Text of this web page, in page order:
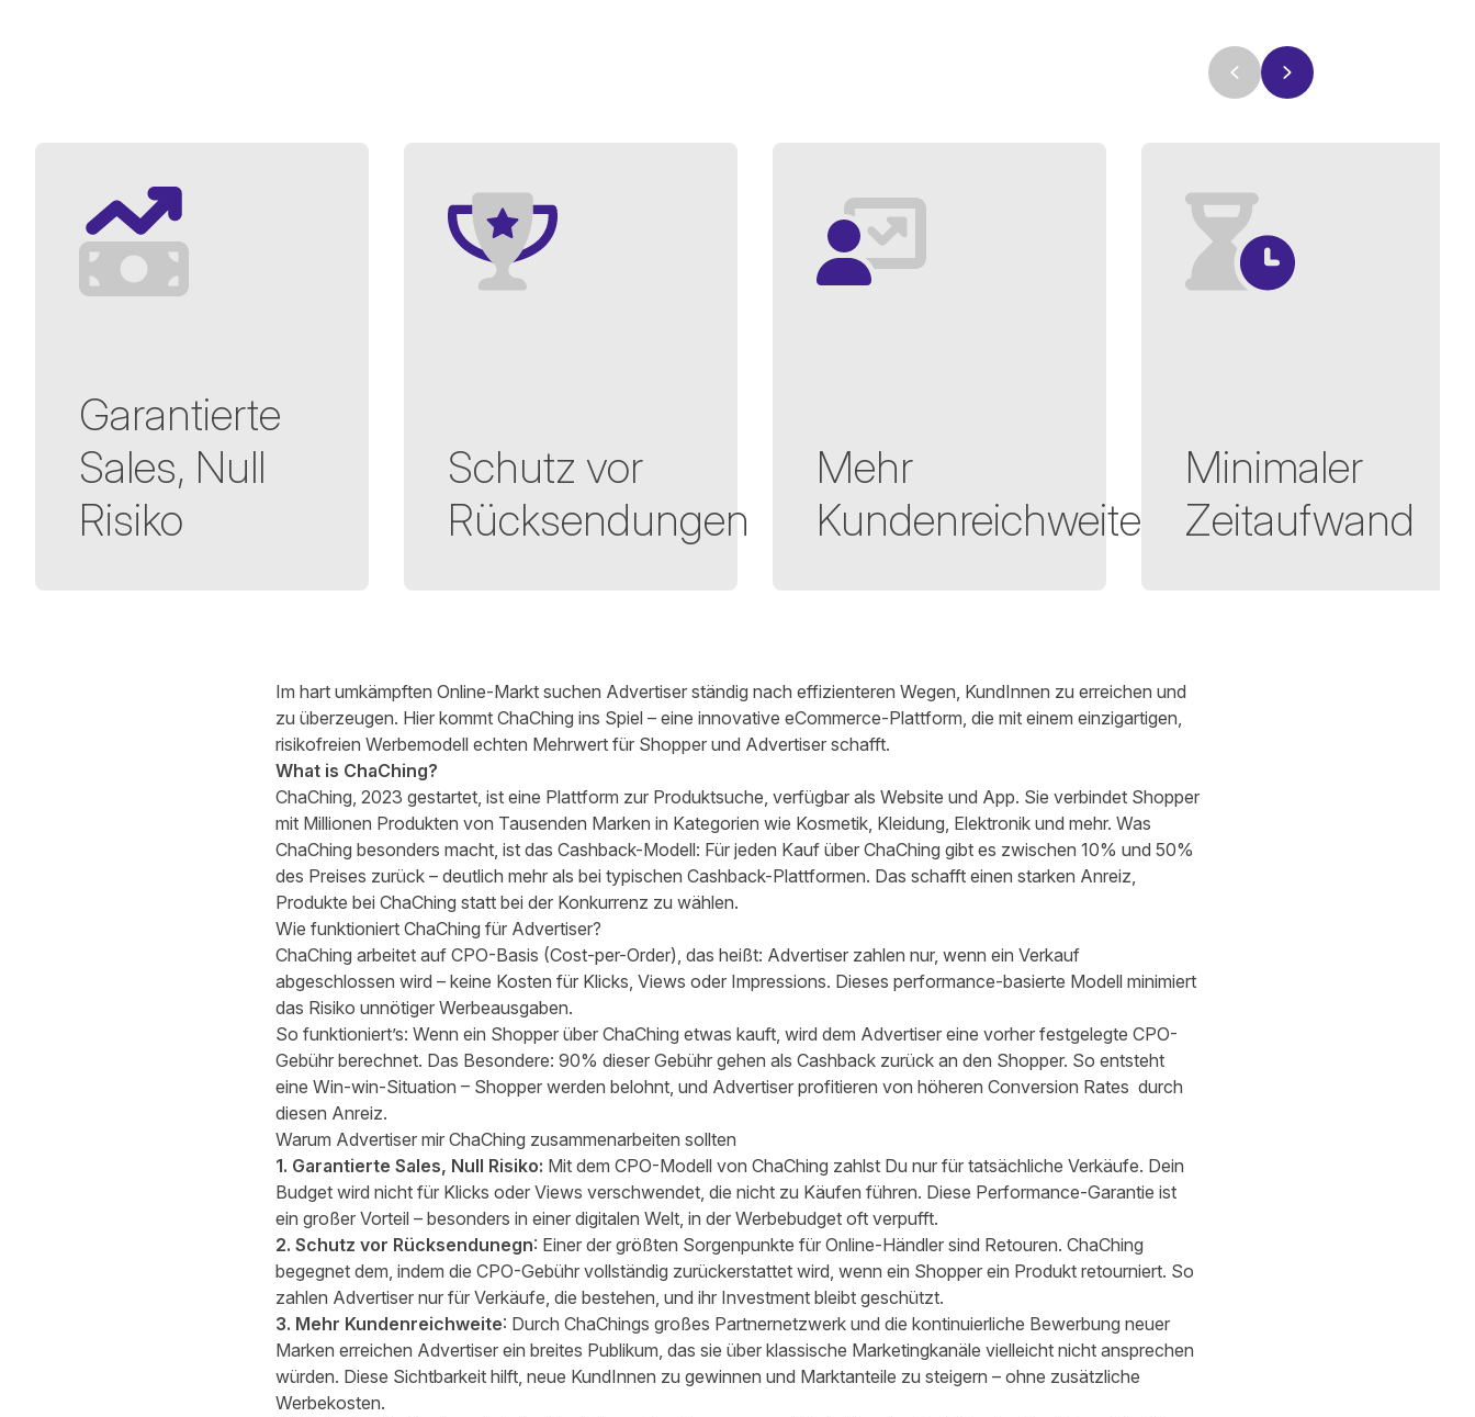
Garantierte
Sales, Null
Risiko
Schutz vor
Rücksendungen
Mehr
Kundenreichweite
Minimaler
Zeitaufwand
Verfasst vonRobert Davinsonam
3 Minuten zum Lesen
Im hart umkämpften Online-Markt suchen Advertiser ständig nach effizienteren Wegen, KundInnen zu erreichen und
zu überzeugen. Hier kommt ChaChing ins Spiel – eine innovative eCommerce-Plattform, die mit einem einzigartigen,
risikofreien Werbemodell echten Mehrwert für Shopper und Advertiser schafft.
What is ChaChing?
ChaChing, 2023 gestartet, ist eine Plattform zur Produktsuche, verfügbar als Website und App. Sie verbindet Shopper
mit Millionen Produkten von Tausenden Marken in Kategorien wie Kosmetik, Kleidung, Elektronik und mehr. Was
ChaChing besonders macht, ist das Cashback-Modell: Für jeden Kauf über ChaChing gibt es zwischen 10% und 50%
des Preises zurück – deutlich mehr als bei typischen Cashback-Plattformen. Das schafft einen starken Anreiz,
Produkte bei ChaChing statt bei der Konkurrenz zu wählen.
Wie funktioniert ChaChing für Advertiser?
ChaChing arbeitet auf CPO-Basis (Cost-per-Order), das heißt: Advertiser zahlen nur, wenn ein Verkauf
abgeschlossen wird – keine Kosten für Klicks, Views oder Impressions. Dieses performance-basierte Modell minimiert
das Risiko unnötiger Werbeausgaben.
So funktioniert’s: Wenn ein Shopper über ChaChing etwas kauft, wird dem Advertiser eine vorher festgelegte CPO-
Gebühr berechnet. Das Besondere: 90% dieser Gebühr gehen als Cashback zurück an den Shopper. So entsteht
eine Win-win-Situation – Shopper werden belohnt, und Advertiser profitieren von höheren Conversion Rates durch
diesen Anreiz.
Warum Advertiser mir ChaChing zusammenarbeiten sollten
1. Garantierte Sales, Null Risiko: Mit dem CPO-Modell von ChaChing zahlst Du nur für tatsächliche Verkäufe. Dein
Budget wird nicht für Klicks oder Views verschwendet, die nicht zu Käufen führen. Diese Performance-Garantie ist
ein großer Vorteil – besonders in einer digitalen Welt, in der Werbebudget oft verpufft.
2. Schutz vor Rücksendunegn: Einer der größten Sorgenpunkte für Online-Händler sind Retouren. ChaChing
begegnet dem, indem die CPO-Gebühr vollständig zurückerstattet wird, wenn ein Shopper ein Produkt retourniert. So
zahlen Advertiser nur für Verkäufe, die bestehen, und ihr Investment bleibt geschützt.
3. Mehr Kundenreichweite: Durch ChaChings großes Partnernetzwerk und die kontinuierliche Bewerbung neuer
Marken erreichen Advertiser ein breites Publikum, das sie über klassische Marketingkanäle vielleicht nicht ansprechen
würden. Diese Sichtbarkeit hilft, neue KundInnen zu gewinnen und Marktanteile zu steigern – ohne zusätzliche
Werbekosten.